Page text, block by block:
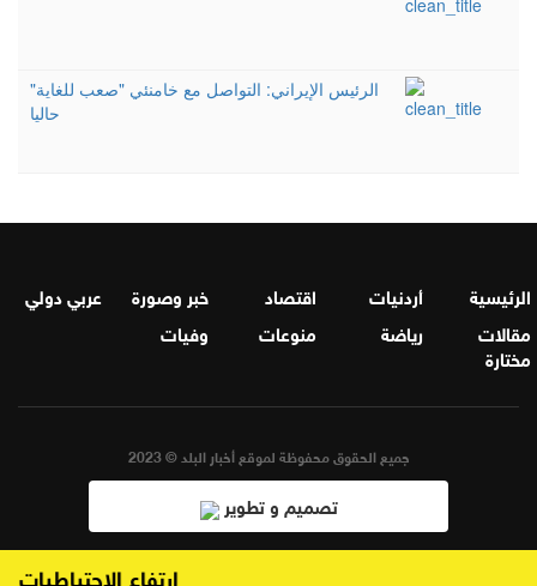
الرئيس الإيراني: التواصل مع خامنئي "صعب للغاية"
حاليا
ارتفاع الاحتياطيات الأجنبية في
الرئيسية أردنيات اقتصاد خبر وصورة
عربي دولي
مقالات
مختارة
رياضة منوعات وفيات
جميع الحقوق محفوظة لموقع أخبار البلد © 2023
تصميم و تطوير